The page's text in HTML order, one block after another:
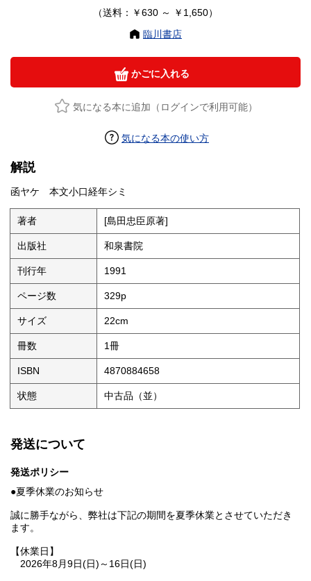
（送料：￥630 ～ ￥1,650）
臨川書店
かごに入れる
気になる本に追加（ログインで利用可能）
気になる本の使い方
解説
函ヤケ 本文小口経年シミ
著者 [島田忠臣原著]
出版社 和泉書院
刊行年 1991
ページ数 329p
サイズ 22cm
冊数 1冊
ISBN 4870884658
状態 中古品（並）
発送について
発送ポリシー
●夏季休業のお知らせ
誠に勝手ながら、弊社は下記の期間を夏季休業とさせていただき
ます。
【休業日】
2026年8月9日(日)～16日(日)